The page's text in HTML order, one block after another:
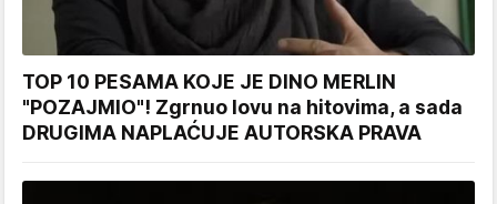
TOP 10 PESAMA KOJE JE DINO MERLIN
"POZAJMIO"! Zgrnuo lovu na hitovima, a sada
DRUGIMA NAPLAĆUJE AUTORSKA PRAVA